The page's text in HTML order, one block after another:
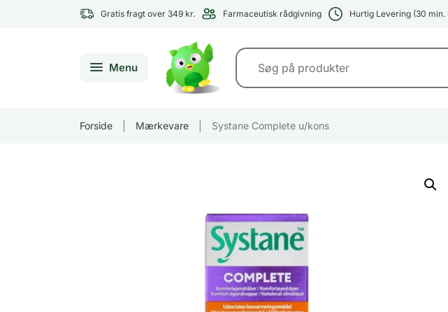
Gratis fragt over 349 kr. Farmaceutisk rådgivning Hurtig Levering (30 min.
Menu
Forside Mærkevare Systane Complete u/kons